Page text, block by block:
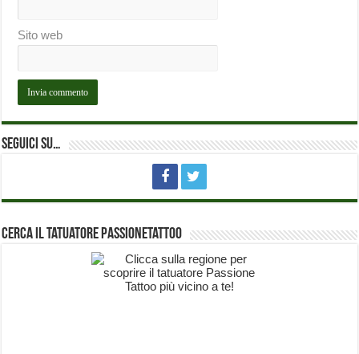
Sito web
Seguici su…
Cerca il Tatuatore PassioneTattoo